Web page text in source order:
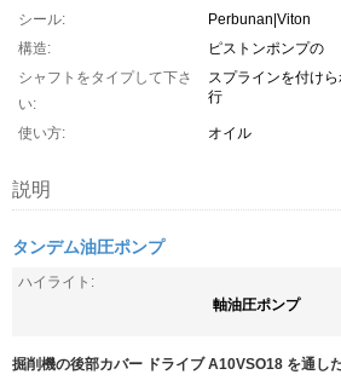
シール:
Perbunan|Viton
構造:
ピストンポンプの
シャフトをタイプして下さ
い:
スプラインを付け
行
使い方: オイル
説明
タンデム油圧ポンプ
ハイライト:
軸油圧ポンプ
掘削機の後部カバー ドライブ A10VSO18 を通し